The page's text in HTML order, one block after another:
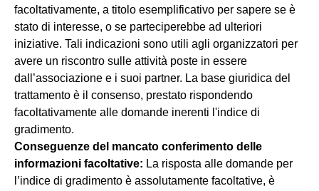
facoltativamente, a titolo esemplificativo per sapere se è
stato di interesse, o se parteciperebbe ad ulteriori
iniziative. Tali indicazioni sono utili agli organizzatori per
avere un riscontro sulle attività poste in essere
dall’associazione e i suoi partner. La base giuridica del
trattamento è il consenso, prestato rispondendo
facoltativamente alle domande inerenti l'indice di
gradimento.
Conseguenze del mancato conferimento delle
informazioni facoltative: La risposta alle domande per
l’indice di gradimento è assolutamente facoltative, è